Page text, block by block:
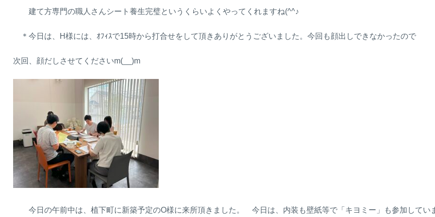
建て方専門の職人さんシート養生完璧というくらいよくやってくれますね(^^♪
＊今日は、H様には、ｵﾌｨｽで15時から打合せをして頂きありがとうございました。今回も顔出しできなかったので
次回、顔だしさせてくださいm(__)m
今日の午前中は、植下町に新築予定のO様に来所頂きました。 今日は、内装も壁紙等で「キヨミー」も参加してい